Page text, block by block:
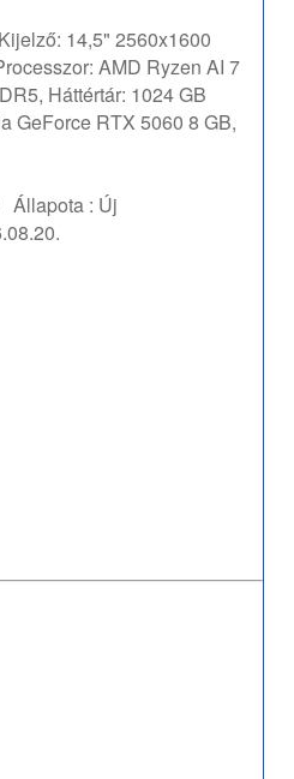
14,5" 2560x1600
AMD Ryzen AI 7
Háttértár: 1024 GB
GeForce RTX 5060 8 GB,
Állapota : Új